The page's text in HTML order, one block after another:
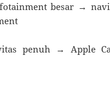
besar →
penuh → Apple